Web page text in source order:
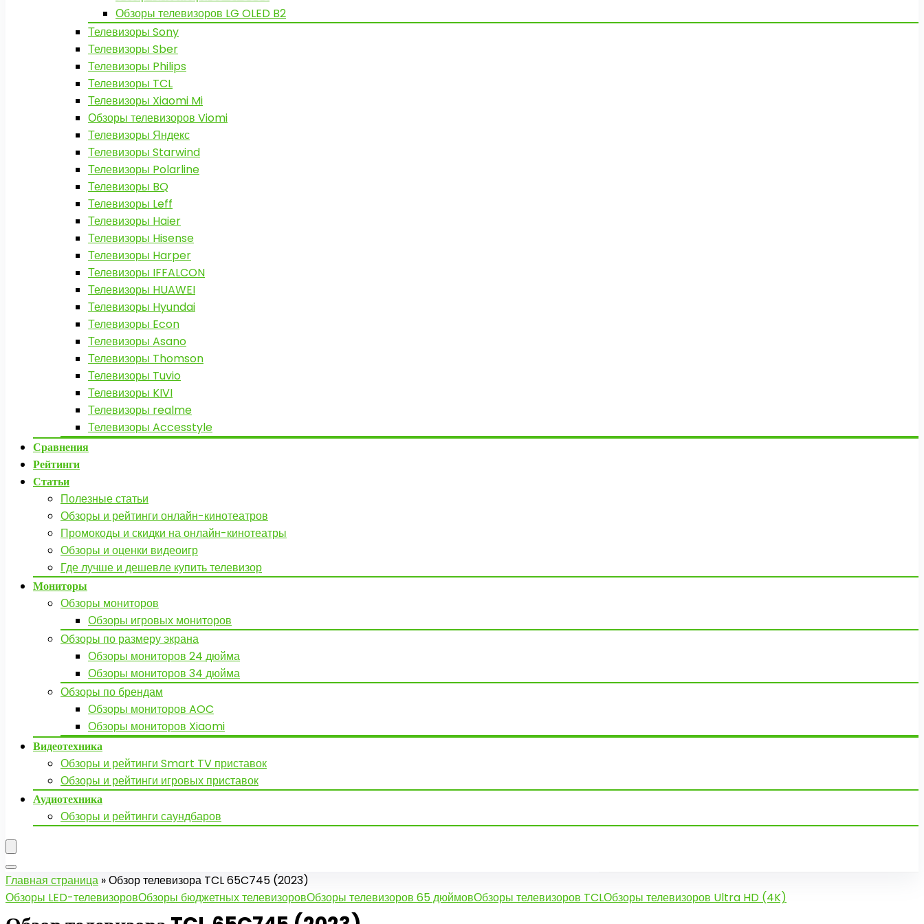
Обзоры телевизоров LG OLED B2
Телевизоры Sony
Телевизоры Sber
Телевизоры Philips
Телевизоры TCL
Телевизоры Xiaomi Mi
Обзоры телевизоров Viomi
Телевизоры Яндекс
Телевизоры Starwind
Телевизоры Polarline
Телевизоры BQ
Телевизоры Leff
Телевизоры Haier
Телевизоры Hisense
Телевизоры Harper
Телевизоры IFFALCON
Телевизоры HUAWEI
Телевизоры Hyundai
Телевизоры Econ
Телевизоры Asano
Телевизоры Thomson
Телевизоры Tuvio
Телевизоры KIVI
Телевизоры realme
Телевизоры Accesstyle
Сравнения
Рейтинги
Статьи
Полезные статьи
Обзоры и рейтинги онлайн-кинотеатров
Промокоды и скидки на онлайн-кинотеатры
Обзоры и оценки видеоигр
Где лучше и дешевле купить телевизор
Мониторы
Обзоры мониторов
Обзоры игровых мониторов
Обзоры по размеру экрана
Обзоры мониторов 24 дюйма
Обзоры мониторов 34 дюйма
Обзоры по брендам
Обзоры мониторов AOC
Обзоры мониторов Xiaomi
Видеотехника
Обзоры и рейтинги Smart TV приставок
Обзоры и рейтинги игровых приставок
Аудиотехника
Обзоры и рейтинги саундбаров
Главная страница »Обзор телевизора TCL 65C745 (2023)
Обзоры LED-телевизоровОбзоры бюджетных телевизоровОбзоры телевизоров 65 дюймовОбзоры телевизоров TCLОбзоры телевизоров Ultra HD (4K)